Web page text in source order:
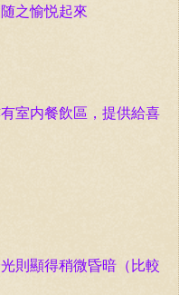
之愉悦起來
室内餐飲區，提供給喜
則顯得稍微昏暗（比較